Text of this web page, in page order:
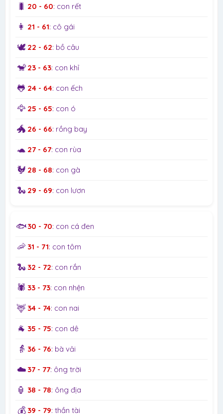
🐛 20 - 60: con rết
👩 21 - 61: cô gái
🕊️ 22 - 62: bồ câu
🐒 23 - 63: con khỉ
🐸 24 - 64: con ếch
🦅 25 - 65: con ó
🐲 26 - 66: rồng bay
🐢 27 - 67: con rùa
🐓 28 - 68: con gà
🐍 29 - 69: con lươn
🐟30 - 70: con cá đen
🦐 31 - 71: con tôm
🐍 32 - 72: con rắn
🕷️ 33 - 73: con nhện
🦌 34 - 74: con nai
🐐 35 - 75: con dê
👵 36 - 76: bà vải
☁️ 37 - 77: ông trời
🏮 38 - 78: ông địa
💰 39 - 79: thần tài